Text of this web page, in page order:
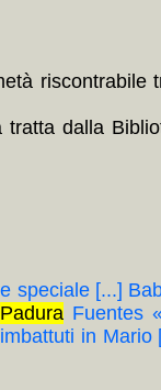
riscontrabile
dalla
speciale [...]
Padura Fuentes
in Mario